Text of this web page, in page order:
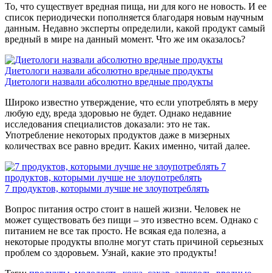
То, что существует вредная пища, ни для кого не новость. И ее
список периодически пополняется благодаря новым научным
данным. Недавно эксперты определили, какой продукт самый
вредный в мире на данный момент. Что же им оказалось?
Диетологи назвали абсолютно вредные продукты
Диетологи назвали абсолютно вредные продукты
Широко известно утверждение, что если употреблять в меру
любую еду, вреда здоровью не будет. Однако недавние
исследования специалистов доказали: это не так.
Употребление некоторых продуктов даже в мизерных
количествах все равно вредит. Каких именно, читай далее.
7
продуктов, которыми лучше не злоупотреблять
7 продуктов, которыми лучше не злоупотреблять
Вопрос питания остро стоит в нашей жизни. Человек не
может существовать без пищи – это известно всем. Однако с
питанием не все так просто. Не всякая еда полезна, а
некоторые продукты вполне могут стать причиной серьезных
проблем со здоровьем. Узнай, какие это продукты!